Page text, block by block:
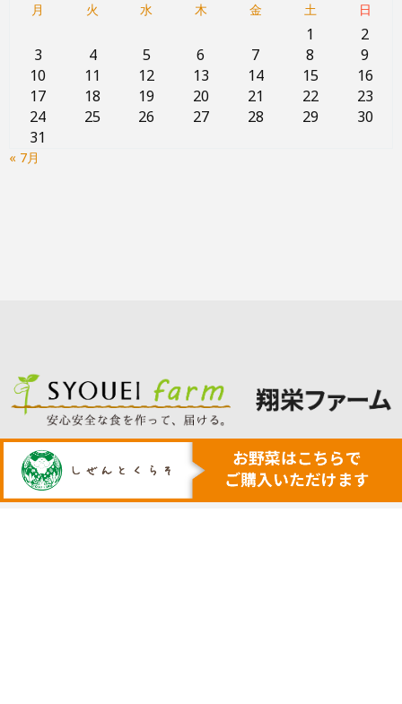
月
火 水 木 金 土 日
1
2
3
4 5 6 7 8
9
10
11 12 13 14 15
16
17
18 19 20 21 22
23
24
25 26 27 28 29
30
31
« 7月
人も地球も健康にする本物の自然
安心・安全で美味しい作物を育てる農業を行います